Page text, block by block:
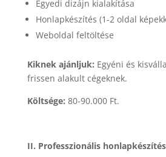
Egyedi dizájn kialakítása
Honlapkészítés (1-2 oldal
Weboldal feltöltése
Kiknek ajánljuk: Egyéni és
frissen alakult cégeknek.
Költsége: 80-90.000 Ft.
II. Professzionális